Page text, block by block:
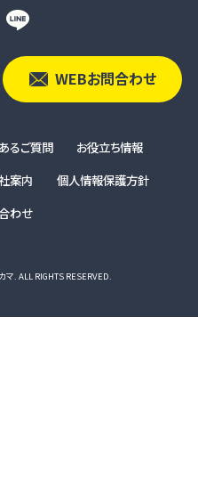
WEBお問合わせ
るご質問
お役立ち情報
案内
個人情報保護方針
わせ
. ALL RIGHTS RESERVED.